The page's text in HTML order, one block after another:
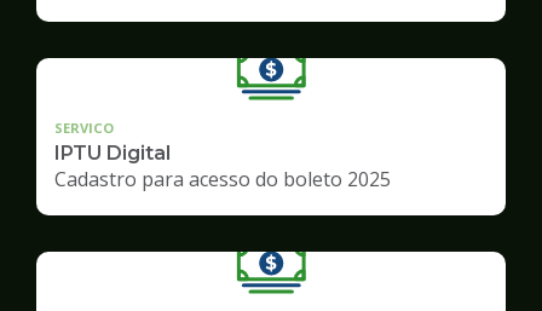
SERVICO
IPTU Digital
Cadastro para acesso do boleto 2025